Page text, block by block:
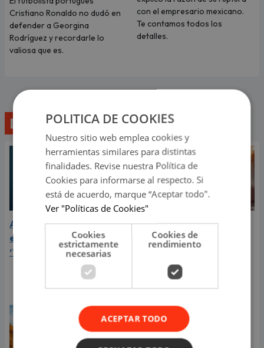
Cristiano Ronaldo no dudó en
defender a Georgina
Rodríguez y recordarle lo
valiosa que es.
con el empresario mexicano.
Te contamos todos los
detalles.
Lo último
Aria Vega conquista con
el lanzamiento de
‘Tototo (+4)’
¿Greeicy está
embarazada de su
compartió revelador
POLITICA DE COOKIES
Nuestro sitio web emplea cookies y
herramientas similares para distintas
finalidades. Revise nuestra Política de
Cookies para informarse al respecto. Si
está de acuerdo, marque “Aceptar todo".
Ver "Políticas de Cookies"
Cookies
estrictamente
necesarias
Cookies de
rendimiento
ACEPTAR TODO